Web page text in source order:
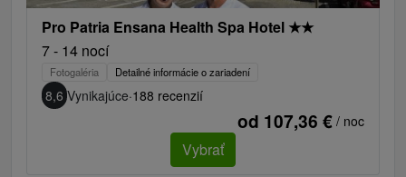
Pro Patria Ensana Health Spa Hotel ★★
7 - 14 nocí
Fotogaléria Detailné informácie o zariadení
8,6 Vynikajúce·188 recenzií
od 107,36 € / noc
Vybrať